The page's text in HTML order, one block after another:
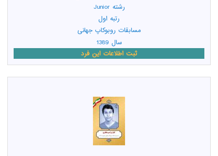
رشته Junior
رتبه اول
مسابقات روبوکاپ جهانی
سال 1389
ثبت اطلاعات این فرد